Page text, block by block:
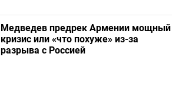
Медведев предрек Армении мощный
кризис или «что похуже» из-за
разрыва с Россией